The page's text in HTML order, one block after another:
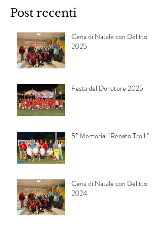
Post recenti
Cena di Natale con Delitto
2025
Festa del Donatore 2025
5° Memorial "Renato Trolli"
Cena di Natale con Delitto
2024